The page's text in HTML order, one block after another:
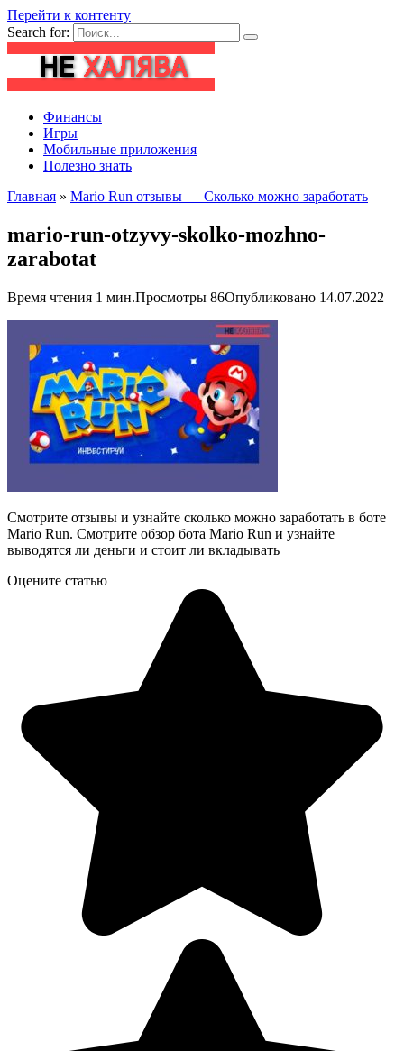
Перейти к контенту
Search for:
Финансы
Игры
Мобильные приложения
Полезно знать
Главная » Mario Run отзывы — Сколько можно заработать
mario-run-otzyvy-skolko-mozhno-
zarabotat
Время чтения 1 мин.Просмотры 86Опубликовано 14.07.2022
Смотрите отзывы и узнайте сколько можно заработать в боте
Mario Run. Смотрите обзор бота Mario Run и узнайте
выводятся ли деньги и стоит ли вкладывать
Оцените статью